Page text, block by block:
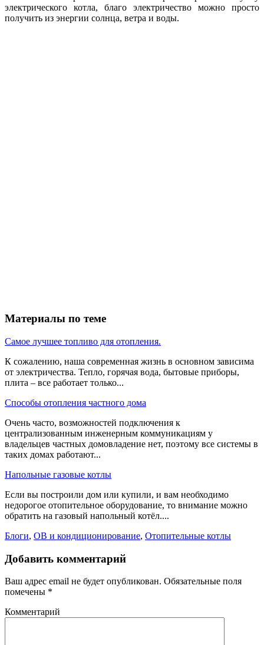
электрического котла, благо электричество можно просто
получить из энергии солнца, ветра и воды.
Материалы по теме
Самое лучшее топливо для отопления.
К сожалению, наша современная жизнь в основном зависима
от электричества. Тепло, горячая вода, бытовые приборы,
плита – все работает только...
Способы отопления частного дома
Очень часто, возможностей подключения к
централизованным инженерным коммуникациям у
владельцев частных домовладение нет, поэтому все системы в
таких домах работают...
Напольные газовые котлы
Если вы построили дом или купили, и вам необходимо
недорогое отопительное оборудование, то внимание можно
обратить на газовый напольный котёл....
Блоги, ОВ и кондиционирование, Отопительные котлы
Добавить комментарий
Ваш адрес email не будет опубликован. Обязательные поля
помечены *
Комментарий